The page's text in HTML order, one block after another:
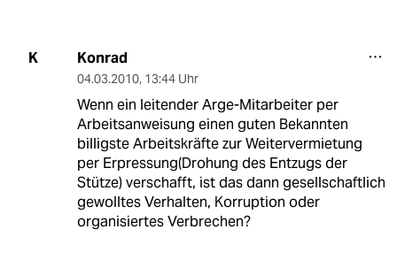
K Konrad
04.03.2010, 13:44 Uhr
Wenn ein leitender Arge-Mitarbeiter per
Arbeitsanweisung einen guten Bekannten
billigste Arbeitskräfte zur Weitervermietung
per Erpressung(Drohung des Entzugs der
Stütze) verschafft, ist das dann gesellschaftlich
gewolltes Verhalten, Korruption oder
organisiertes Verbrechen?